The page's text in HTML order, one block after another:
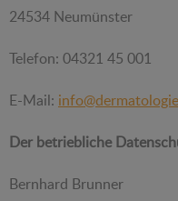
24534 Neumünster
Telefon: 04321 45 001
E-Mail:
Der betriebliche
Bernhard Brunner